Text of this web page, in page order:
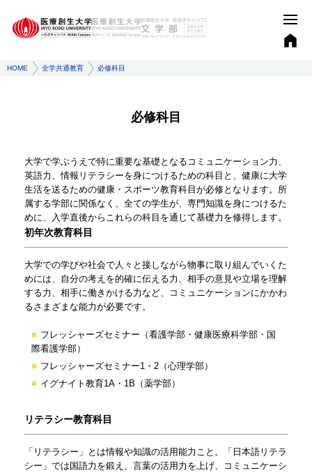
HOME 全学共通教育 必修科目
必修科目
大学で学ぶうえで特に重要な基礎となるコミュニケーション力、
英語力、情報リテラシーを身につけるための科目と、健康に大学
生活を送るための健康・スポーツ教育科目が必修となります。所
属する学部に関係なく、全ての学生が、専門知識を身につけるた
めに、入学直後からこれらの科目を通じて基礎力を修得します。
初年次教育科目
大学での学びや社会で人々と接しながら物事に取り組んでいくた
めには、自分の考えを的確に伝える力、相手の意見や立場を理解
する力、相手に働きかける力など、コミュニケーションにかかわ
るさまざまな能力が必要です。
フレッシャーズセミナー（看護学部・健康医療科学部・国
際看護学部）
フレッシャーズセミナー1・2（心理学部）
イグナイト教育1A・1B（薬学部）
リテラシー教育科目
「リテラシー」とは情報や知識の活用能力こと。「日本語リテラ
シー」では国語力を鍛え、言葉の活用力を上げ、コミュニケーシ